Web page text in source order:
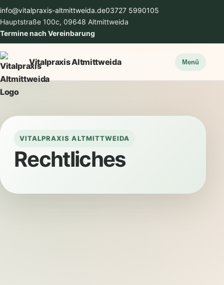
info@vitalpraxis-altmittweida.de03727 5990105
Hauptstraße 100c, 09648 Altmittweida
Termine nach Vereinbarung
Vitalpraxis Altmittweida Menü
VITALPRAXIS ALTMITTWEIDA
Rechtliches